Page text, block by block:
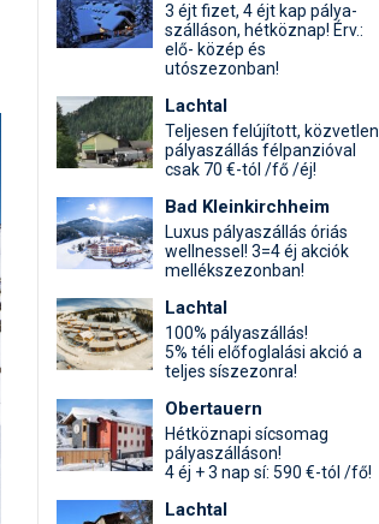
3 éjt fizet, 4 éjt kap pálya-
szálláson, hétköznap! Érv.:
elő- közép és
utószezonban!
Lachtal
Teljesen felújított, közvetlen
pályaszállás félpanzióval
csak 70 €-tól /fő /éj!
Bad Kleinkirchheim
Luxus pályaszállás óriás
wellnessel! 3=4 éj akciók
mellékszezonban!
Lachtal
100% pályaszállás!
5% téli előfoglalási akció a
teljes síszezonra!
Obertauern
Hétköznapi sícsomag
pályaszálláson!
4 éj + 3 nap sí: 590 €-tól /fő!
Lachtal